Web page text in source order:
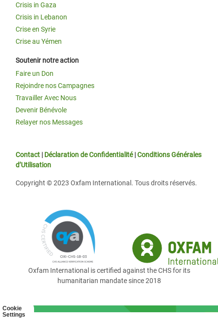
Cookie
Settings
Crisis in Gaza
Crisis in Lebanon
Crise en Syrie
Crise au Yémen
Soutenir notre action
Faire un Don
Rejoindre nos Campagnes
Travailler Avec Nous
Devenir Bénévole
Relayer nos Messages
Contact | Déclaration de Confidentialité|Conditions Générales
d’Utilisation
Copyright © 2023 Oxfam International. Tous droits réservés.
Oxfam International is certified against the CHS for its
humanitarian mandate since 2018